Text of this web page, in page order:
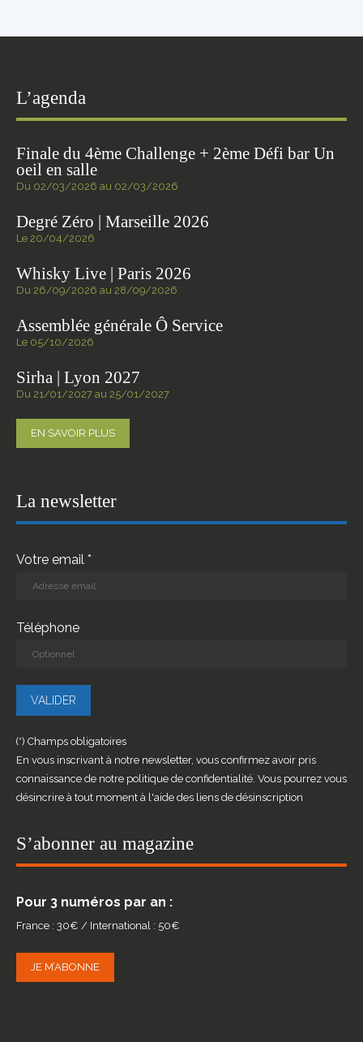
L’agenda
Finale du 4ème Challenge + 2ème Défi bar Un
oeil en salle
Du 02/03/2026 au 02/03/2026
Degré Zéro | Marseille 2026
Le 20/04/2026
Whisky Live | Paris 2026
Du 26/09/2026 au 28/09/2026
Assemblée générale Ô Service
Le 05/10/2026
Sirha | Lyon 2027
Du 21/01/2027 au 25/01/2027
EN SAVOIR PLUS
La newsletter
Votre email *
Téléphone
(*) Champs obligatoires
En vous inscrivant à notre newsletter, vous confirmez avoir pris
connaissance de notre politique de confidentialité. Vous pourrez vous
désincrire à tout moment à l'aide des liens de désinscription
S’abonner au magazine
Pour 3 numéros par an :
France : 30€ / International : 50€
JE M’ABONNE